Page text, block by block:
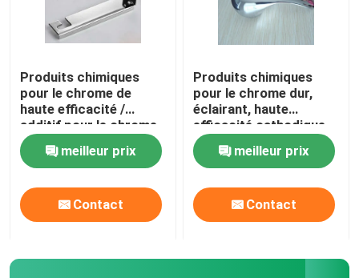
Produits chimiques
pour le chrome de
haute efficacité /
additif pour le chrome
WR-1
meilleur prix
Contact
Produits chimiques
pour le chrome dur,
éclairant, haute
efficacité cathodique
KCR-25
meilleur prix
Contact